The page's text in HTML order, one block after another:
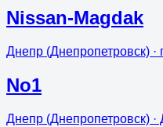
Nissan-Magdak
Днепр (Днепропетровск)
No1
Днепр (Днепропетровск) ·